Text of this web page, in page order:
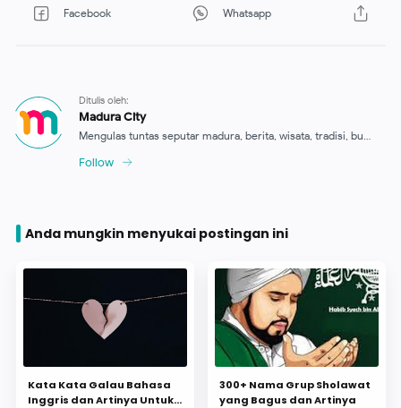
Anda mungkin menyukai postingan ini
Kata Kata Galau Bahasa
Inggris dan Artinya Untuk
300+ Nama Grup Sholawat
yang Bagus dan Artinya